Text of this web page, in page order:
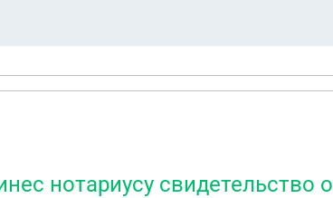
нотариусу свидетельство